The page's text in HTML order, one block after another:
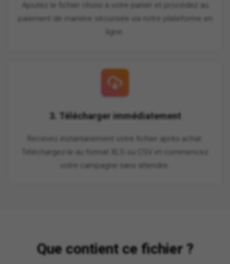
Ajoutez le fichier choisi à votre panier et procédez au
paiement de manière sécurisée via notre plateforme en
ligne.
3. Télécharger immédiatement
Recevez instantanément votre fichier après achat.
Téléchargez-le au format XLS ou CSV et commencez
votre campagne sans attendre.
Que contient ce fichier ?